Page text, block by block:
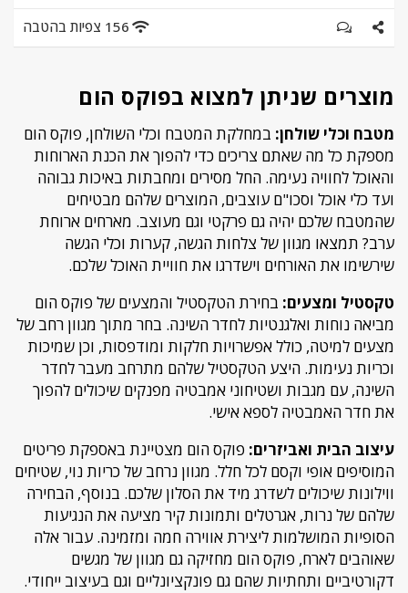
156 צפיות בהטבה
מוצרים שניתן למצוא בפוקס הום
מטבח וכלי שולחן: במחלקת המטבח וכלי השולחן, פוקס הום
מספקת כל מה שאתם צריכים כדי להפוך את הכנת הארוחות
והאוכל לחוויה נעימה. החל מסירים ומחבתות באיכות גבוהה
ועד כלי אוכל וסכו"ם עוצבים, המוצרים שלהם מבטיחים
שהמטבח שלכם יהיה גם פרקטי וגם מעוצב. מארחים ארוחת
ערב? תמצאו מגוון של צלחות הגשה, קערות וכלי הגשה
שירשימו את האורחים וישדרגו את חוויית האוכל שלכם.
טקסטיל ומצעים: בחירת הטקסטיל והמצעים של פוקס הום
מביאה נוחות ואלגנטיות לחדר השינה. בחר מתוך מגוון רחב של
מצעים למיטה, כולל אפשרויות חלקות ומודפסות, וכן שמיכות
וכריות נעימות. היצע הטקסטיל שלהם מתרחב מעבר לחדר
השינה, עם מגבות ושטיחוני אמבטיה מפנקים שיכולים להפוך
את חדר האמבטיה לספא אישי.
עיצוב הבית ואביזרים: פוקס הום מצטיינת באספקת פריטים
המוסיפים אופי וקסם לכל חלל. מגוון נרחב של כריות נוי, שטיחים
ווילונות שיכולים לשדרג מיד את הסלון שלכם. בנוסף, הבחירה
שלהם של נרות, אגרטלים ותמונות קיר מציעה את הנגיעות
הסופיות המושלמות ליצירת אווירה חמה ומזמינה. עבור אלה
שאוהבים לארח, פוקס הום מחזיקה גם מגוון של מגשים
דקורטיביים ותחתיות שהם גם פונקציונליים וגם בעיצוב ייחודי.